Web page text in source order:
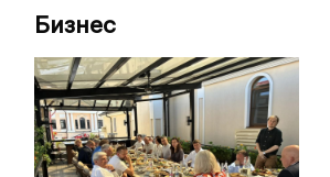
Бизнес